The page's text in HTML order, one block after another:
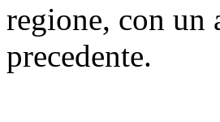
regione, con un
precedente.